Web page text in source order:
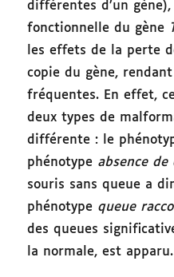
différentes d’un
fonctionnelle du gène
les effets de la perte
copie du gène,
fréquentes. En effet,
deux types de
différente : le
phénotype absence de
souris sans queue a
phénotype queue
des queues
la normale, est apparu.